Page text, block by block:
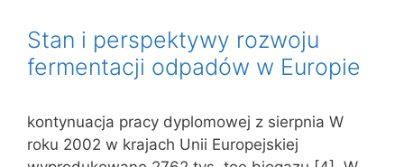
Stan i perspektywy rozwoju
fermentacji odpadów w Europie
kontynuacja pracy dyplomowej z sierpnia W
roku 2002 w krajach Unii Europejskiej